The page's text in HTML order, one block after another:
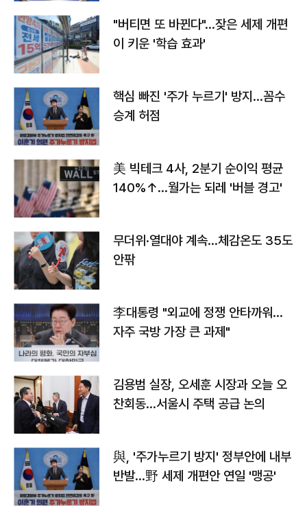
"버티면 또 바뀐다"…잦은 세제 개편
이 키운 '학습 효과'
핵심 빠진 '주가 누르기' 방지…꼼수
승계 허점
美 빅테크 4사, 2분기 순이익 평균
140%↑…월가는 되레 '버블 경고'
무더위·열대야 계속…체감온도 35도
안팎
李대통령 "외교에 정쟁 안타까워…
자주 국방 가장 큰 과제"
김용범 실장, 오세훈 시장과 오늘 오
찬회동...서울시 주택 공급 논의
與, '주가누르기 방지' 정부안에 내부
반발…野 세제 개편안 연일 '맹공'